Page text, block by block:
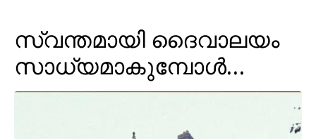
സ്വന്തമായി ദൈവാലയം
സാധ്യമാകുമ്പോൾ…